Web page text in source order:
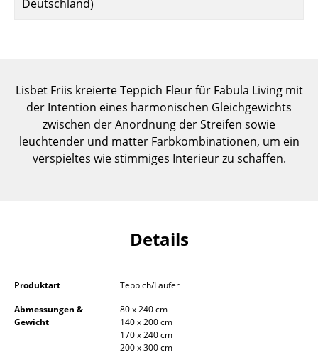
Servierwagen
Aufbewahren
Regale & Schränke
Bücherregale
Garderoben
Deutschland)
Lisbet Friis kreierte Teppich Fleur für Fabula Living mit
der Intention eines harmonischen Gleichgewichts
zwischen der Anordnung der Streifen sowie
leuchtender und matter Farbkombinationen, um ein
verspieltes wie stimmiges Interieur zu schaffen.
Details
Produktart
Teppich/Läufer
Abmessungen &
Gewicht
80 x 240 cm
140 x 200 cm
170 x 240 cm
200 x 300 cm